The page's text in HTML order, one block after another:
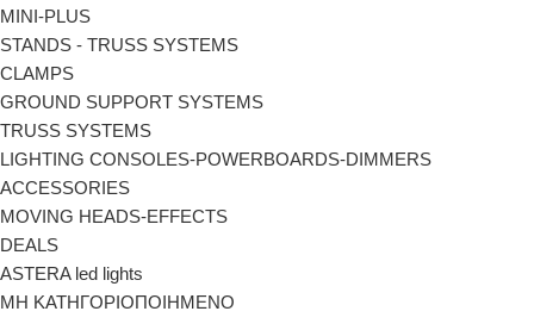
MINI-PLUS
STANDS - TRUSS SYSTEMS
CLAMPS
GROUND SUPPORT SYSTEMS
TRUSS SYSTEMS
LIGHTING CONSOLES-POWERBOARDS-DIMMERS
ACCESSORIES
MOVING HEADS-EFFECTS
DEALS
ASTERA led lights
ΜΗ ΚΑΤΗΓΟΡΙΟΠΟΙΗΜΕΝΟ